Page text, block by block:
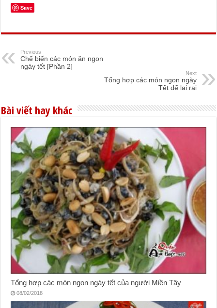
Save
Previous
Chế biến các món ăn ngon
ngày tết [Phần 2]
Next
Tổng hợp các món ngon ngày
Tết để lai rai
Bài viết hay khác
Tổng hợp các món ngon ngày tết của người Miền Tây
08/02/2018